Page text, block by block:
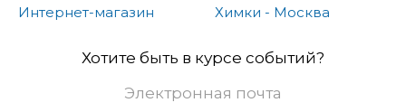
Интернет-магазин
Химки - Москва
Хотите быть в курсе событий?